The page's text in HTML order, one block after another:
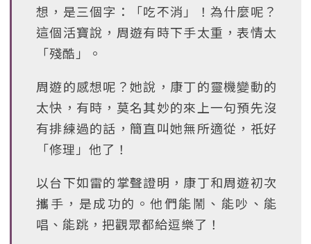
想，是三個字：「吃不消」！為什麼呢？
這個活寶說，周遊有時下手太重，表情太
「殘酷」。
周遊的感想呢？她說，康丁的靈機變動的
太快，有時，莫名其妙的來上一句預先沒
有排練過的話，簡直叫她無所適從，祇好
「修理」他了！
以台下如雷的掌聲證明，康丁和周遊初次
攜手，是成功的。他們能鬧、能吵、能
唱、能跳，把觀眾都給逗樂了！